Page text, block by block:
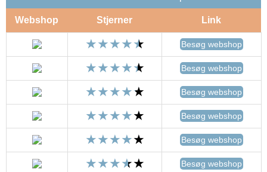
Webshop Stjerner Link
Besøg webshop
Besøg webshop
Besøg webshop
Besøg webshop
Besøg webshop
Besøg webshop